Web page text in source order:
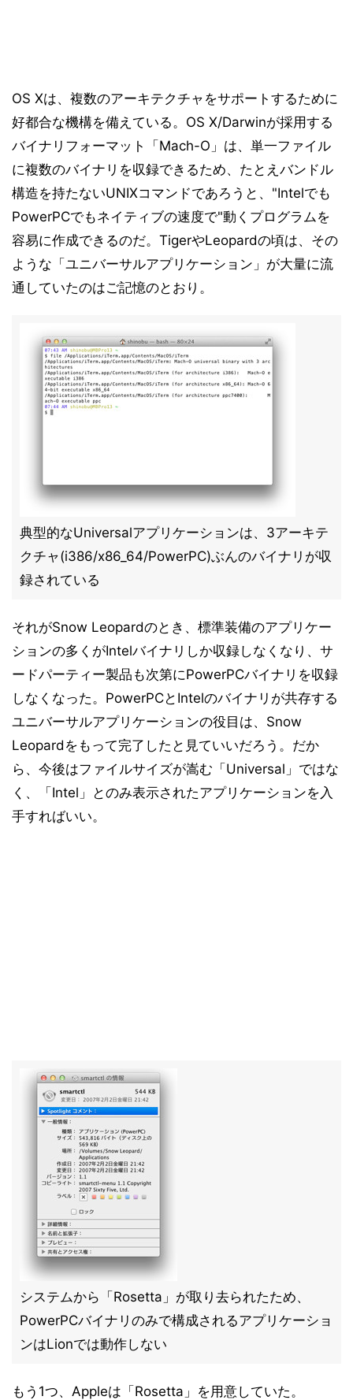
OS Xは、複数のアーキテクチャをサポートするために
好都合な機構を備えている。OS X/Darwinが採用する
バイナリフォーマット「Mach-O」は、単一ファイル
に複数のバイナリを収録できるため、たとえバンドル
構造を持たないUNIXコマンドであろうと、"Intelでも
PowerPCでもネイティブの速度で"動くプログラムを
容易に作成できるのだ。TigerやLeopardの頃は、その
ような「ユニバーサルアプリケーション」が大量に流
通していたのはご記憶のとおり。
典型的なUniversalアプリケーションは、3アーキテ
クチャ(i386/x86_64/PowerPC)ぶんのバイナリが収
録されている
それがSnow Leopardのとき、標準装備のアプリケー
ションの多くがIntelバイナリしか収録しなくなり、サ
ードパーティー製品も次第にPowerPCバイナリを収録
しなくなった。PowerPCとIntelのバイナリが共存する
ユニバーサルアプリケーションの役目は、Snow
Leopardをもって完了したと見ていいだろう。だか
ら、今後はファイルサイズが嵩む「Universal」ではな
く、「Intel」とのみ表示されたアプリケーションを入
手すればいい。
システムから「Rosetta」が取り去られたため、
PowerPCバイナリのみで構成されるアプリケーショ
ンはLionでは動作しない
もう1つ、Appleは「Rosetta」を用意していた。